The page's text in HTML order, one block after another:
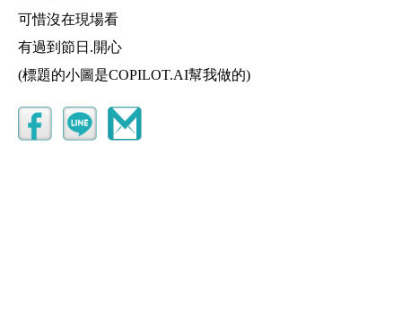
可惜沒在現場看
有過到節日.開心
(標題的小圖是COPILOT.AI幫我做的)